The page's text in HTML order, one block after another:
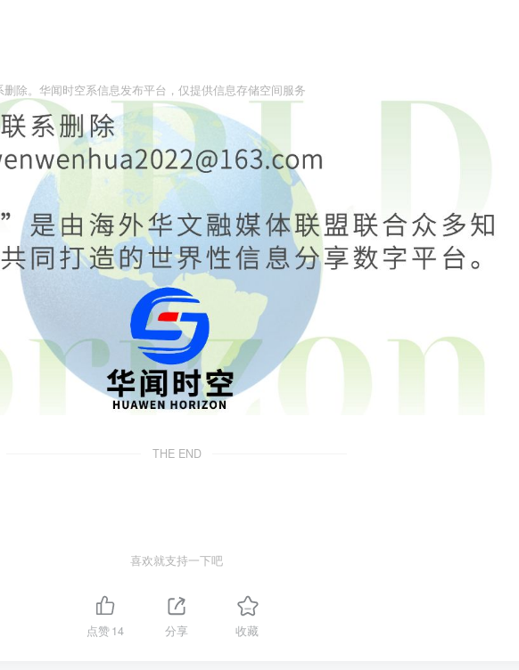
除。华闻时空系信息发布平台，仅提供信息存储空间服务
THE END
喜欢就支持一下吧
点赞14 分享 收藏